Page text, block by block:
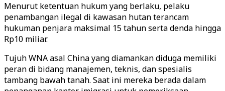
Menurut ketentuan hukum yang berlaku, pelaku
penambangan ilegal di kawasan hutan terancam
hukuman penjara maksimal 15 tahun serta denda hingga
Rp10 miliar.
Tujuh WNA asal China yang diamankan diduga memiliki
peran di bidang manajemen, teknis, dan spesialis
tambang bawah tanah. Saat ini mereka berada dalam